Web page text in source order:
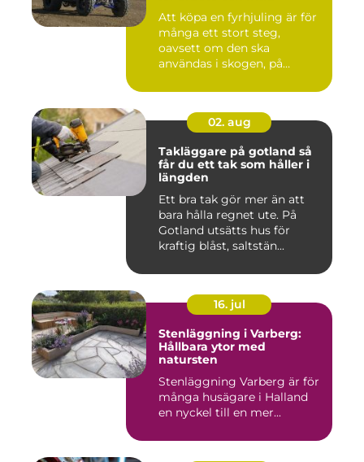
Att köpa en fyrhjuling är för
många ett stort steg,
oavsett om den ska
användas i skogen, på
02. aug
Takläggare på gotland så
får du ett tak som håller i
längden
Ett bra tak gör mer än att
bara hålla regnet ute. På
Gotland utsätts hus för
kraftig blåst, saltstän...
16. jul
Stenläggning i Varberg:
Hållbara ytor med
natursten
Stenläggning Varberg är för
många husägare i Halland
en nyckel till en mer...